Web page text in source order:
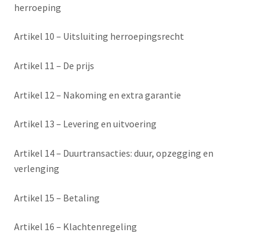
herroeping
Artikel 10 – Uitsluiting herroepingsrecht
Artikel 11 – De prijs
Artikel 12 – Nakoming en extra garantie
Artikel 13 – Levering en uitvoering
Artikel 14 – Duurtransacties: duur, opzegging en
verlenging
Artikel 15 – Betaling
Artikel 16 – Klachtenregeling